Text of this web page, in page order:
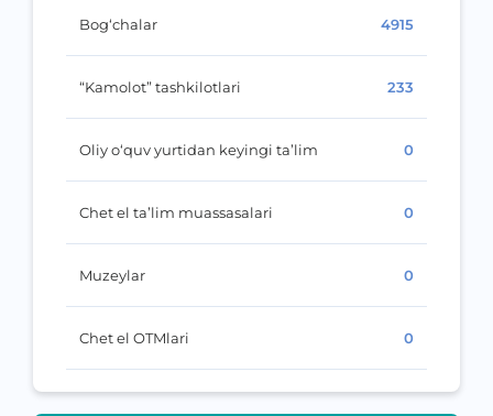
Bog‘chalar 4915
“Kamolot” tashkilotlari 233
Oliy o‘quv yurtidan keyingi ta’lim 0
Chet el ta’lim muassasalari 0
Muzeylar 0
Chet el OTMlari 0